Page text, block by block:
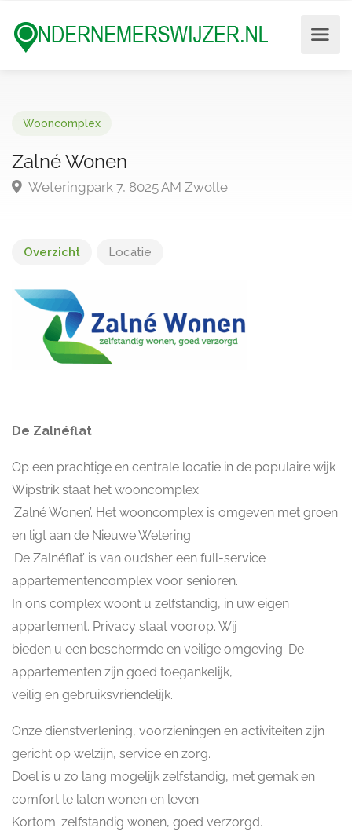
Wooncomplex
Zalné Wonen
Weteringpark 7, 8025 AM Zwolle
Overzicht Locatie
De Zalnéflat
Op een prachtige en centrale locatie in de populaire wijk
Wipstrik staat het wooncomplex
‘Zalné Wonen’. Het wooncomplex is omgeven met groen
en ligt aan de Nieuwe Wetering.
‘De Zalnéflat’ is van oudsher een full-service
appartementencomplex voor senioren.
In ons complex woont u zelfstandig, in uw eigen
appartement. Privacy staat voorop. Wij
bieden u een beschermde en veilige omgeving. De
appartementen zijn goed toegankelijk,
veilig en gebruiksvriendelijk.
Onze dienstverlening, voorzieningen en activiteiten zijn
gericht op welzijn, service en zorg.
Doel is u zo lang mogelijk zelfstandig, met gemak en
comfort te laten wonen en leven.
Kortom: zelfstandig wonen, goed verzorgd.